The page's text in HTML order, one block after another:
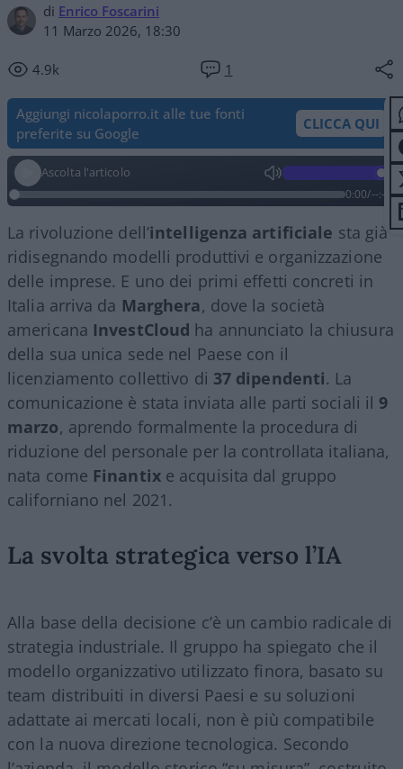
di Enrico Foscarini
11 Marzo 2026, 18:30
4.9k 1
Aggiungi nicolaporro.it alle tue fonti
preferite su Google
CLICCA QUI
Ascolta l'articolo
0:00/--:--
La rivoluzione dell’intelligenza artificiale sta già
ridisegnando modelli produttivi e organizzazione
delle imprese. E uno dei primi effetti concreti in
Italia arriva da Marghera, dove la società
americana InvestCloud ha annunciato la chiusura
della sua unica sede nel Paese con il
licenziamento collettivo di 37 dipendenti. La
comunicazione è stata inviata alle parti sociali il 9
marzo, aprendo formalmente la procedura di
riduzione del personale per la controllata italiana,
nata come Finantixe acquisita dal gruppo
californiano nel 2021.
La svolta strategica verso l’IA
Alla base della decisione c’è un cambio radicale di
strategia industriale. Il gruppo ha spiegato che il
modello organizzativo utilizzato finora, basato su
team distribuiti in diversi Paesi e su soluzioni
adattate ai mercati locali, non è più compatibile
con la nuova direzione tecnologica. Secondo